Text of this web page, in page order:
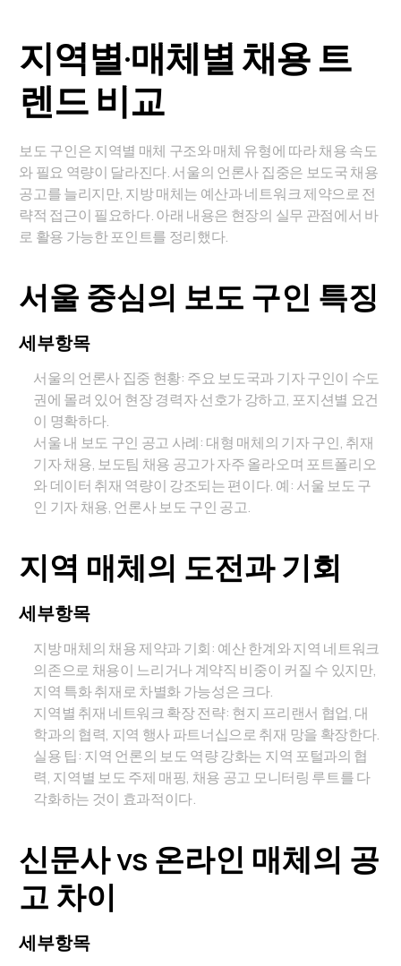
지역별·매체별 채용 트
렌드 비교
보도 구인은 지역별 매체 구조와 매체 유형에 따라 채용 속도
와 필요 역량이 달라진다. 서울의 언론사 집중은 보도국 채용
공고를 늘리지만, 지방 매체는 예산과 네트워크 제약으로 전
략적 접근이 필요하다. 아래 내용은 현장의 실무 관점에서 바
로 활용 가능한 포인트를 정리했다.
서울 중심의 보도 구인 특징
세부항목
서울의 언론사 집중 현황: 주요 보도국과 기자 구인이 수도
권에 몰려 있어 현장 경력자 선호가 강하고, 포지션별 요건
이 명확하다.
서울 내 보도 구인 공고 사례: 대형 매체의 기자 구인, 취재
기자 채용, 보도팀 채용 공고가 자주 올라오며 포트폴리오
와 데이터 취재 역량이 강조되는 편이다. 예: 서울 보도 구
인 기자 채용, 언론사 보도 구인 공고.
지역 매체의 도전과 기회
세부항목
지방 매체의 채용 제약과 기회: 예산 한계와 지역 네트워크
의존으로 채용이 느리거나 계약직 비중이 커질 수 있지만,
지역 특화 취재로 차별화 가능성은 크다.
지역별 취재 네트워크 확장 전략: 현지 프리랜서 협업, 대
학과의 협력, 지역 행사 파트너십으로 취재 망을 확장한다.
실용 팁: 지역 언론의 보도 역량 강화는 지역 포털과의 협
력, 지역별 보도 주제 매핑, 채용 공고 모니터링 루트를 다
각화하는 것이 효과적이다.
신문사 vs 온라인 매체의 공
고 차이
세부항목